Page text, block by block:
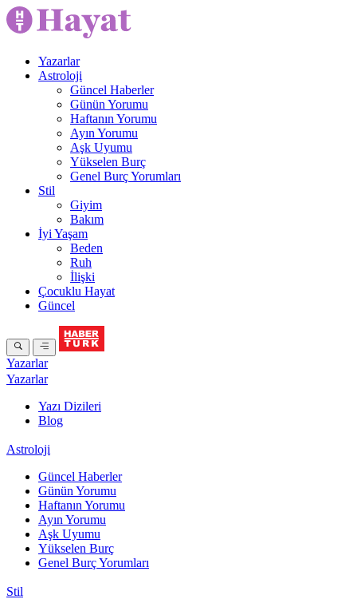
Yazarlar
Astroloji
Güncel Haberler
Günün Yorumu
Haftanın Yorumu
Ayın Yorumu
Aşk Uyumu
Yükselen Burç
Genel Burç Yorumları
Stil
Giyim
Bakım
İyi Yaşam
Beden
Ruh
İlişki
Çocuklu Hayat
Güncel
Yazarlar
Yazarlar
Yazı Dizileri
Blog
Astroloji
Güncel Haberler
Günün Yorumu
Haftanın Yorumu
Ayın Yorumu
Aşk Uyumu
Yükselen Burç
Genel Burç Yorumları
Stil